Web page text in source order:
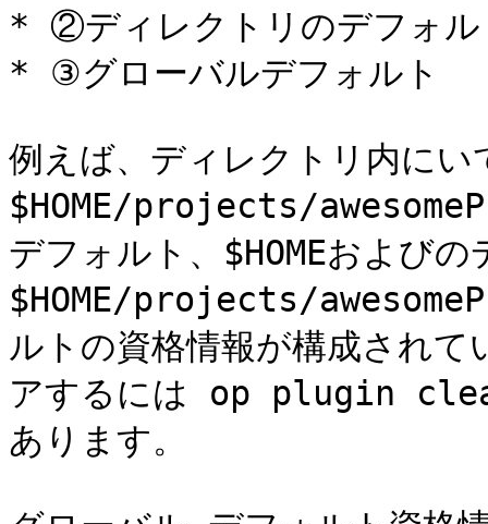
* ②ディレクトリのデフォル
* ③グローバルデフォルト
例えば、ディレクトリ内にい
$HOME/projects/
デフォルト、$HOMEおよび
$HOME/projects/
ルトの資格情報が構成され
アするには op plugin
あります。